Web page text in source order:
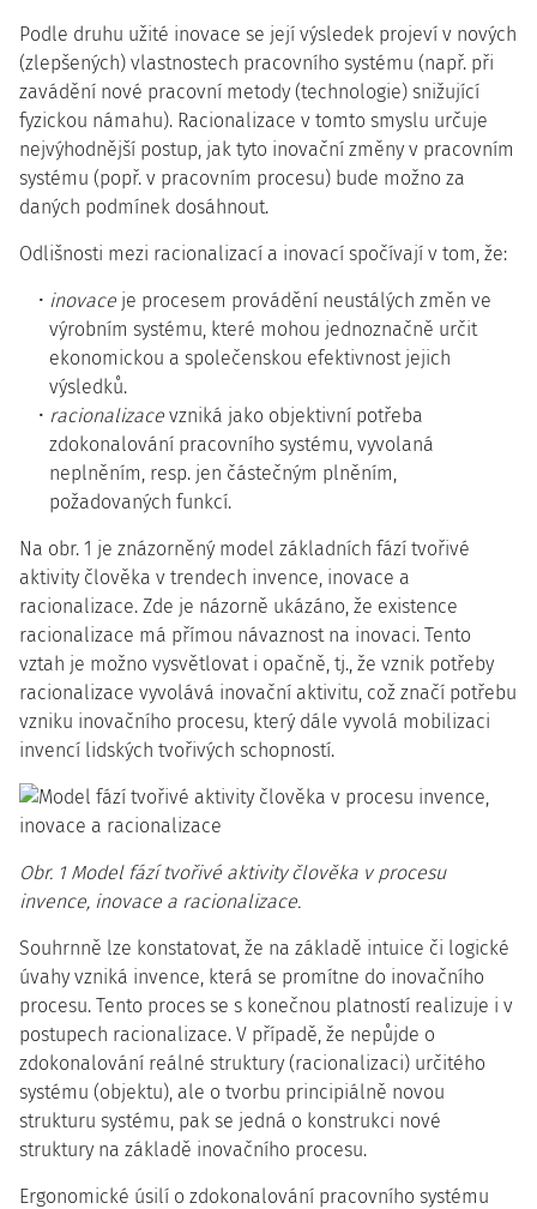
Podle druhu užité inovace se její výsledek projeví v nových
(zlepšených) vlastnostech pracovního systému (např. při
zavádění nové pracovní metody (technologie) snižující
fyzickou námahu). Racionalizace v tomto smyslu určuje
nejvýhodnější postup, jak tyto inovační změny v pracovním
systému (popř. v pracovním procesu) bude možno za
daných podmínek dosáhnout.
Odlišnosti mezi racionalizací a inovací spočívají v tom, že:
inovace je procesem provádění neustálých změn ve
výrobním systému, které mohou jednoznačně určit
ekonomickou a společenskou efektivnost jejich
výsledků.
racionalizace vzniká jako objektivní potřeba
zdokonalování pracovního systému, vyvolaná
neplněním, resp. jen částečným plněním,
požadovaných funkcí.
Na obr. 1 je znázorněný model základních fází tvořivé
aktivity člověka v trendech invence, inovace a
racionalizace. Zde je názorně ukázáno, že existence
racionalizace má přímou návaznost na inovaci. Tento
vztah je možno vysvětlovat i opačně, tj., že vznik potřeby
racionalizace vyvolává inovační aktivitu, což značí potřebu
vzniku inovačního procesu, který dále vyvolá mobilizaci
invencí lidských tvořivých schopností.
Obr. 1 Model fází tvořivé aktivity člověka v procesu
invence, inovace a racionalizace.
Souhrnně lze konstatovat, že na základě intuice či logické
úvahy vzniká invence, která se promítne do inovačního
procesu. Tento proces se s konečnou platností realizuje i v
postupech racionalizace. V případě, že nepůjde o
zdokonalování reálné struktury (racionalizaci) určitého
systému (objektu), ale o tvorbu principiálně novou
strukturu systému, pak se jedná o konstrukci nové
struktury na základě inovačního procesu.
Ergonomické úsilí o zdokonalování pracovního systému